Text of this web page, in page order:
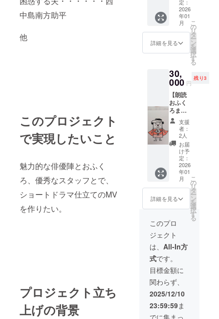
中島南方助平
他
このプロジェクト
で実現したいこと
魅力的な俳優陣とおふく
ろ、優秀なスタッフとで、
ショートドラマ仕立てのMV
を作りたい。
プロジェクト立ち
上げの背景
します
（限定
公開）
※エコ
素材
ポリエ
体サイ
ズ 約
W320x
H240x
D200m
m（角
底）
色 紺
色 参考
画像：
中央に
ロゴが
入りま
含む６
曲入
り）
（サイ
ン入
り） ※
2025年
12月予
定のMV
公開か
ら、事
業が存
続限り
掲載 ※
掲載方
法：文
字のみ
※エンド
ロール
にお名
前記載
望され
る方
記をお
知らせ
くださ
い。 ※
ング動
画の
URLを
お送り
します
（限定
公開）
※エコ
おふく
ろまん
MVメイ
キング
動画 ・
おふく
・鬱憤
タメ子
オリジ
ナルア
ルバム
「人生
穴だら
け」
（「お
ふくろ
まん」
含む６
曲入
り）
（サイ
ン入
り） ＋
ん手作
ぐるみ
※お名前
の掲載
期間：
2025年
12月予
定のMV
公開か
業が存
続限り
前記載
（希望
者の
み） ・
名入り
でお礼
のメッ
をお送
りしま
す ・完
成した
MVの公
開URL
を一般
に先駆
けてお
送りし
ます ・
おふく
ろまん
MVメイ
キング
動画 ・
おふく
バッグ
・鬱憤
タメ子
オリジ
ナルア
ルバム
「人生
穴だら
け」
（「お
ふくろ
まん」
含む６
定：
2026
年01
月
詳細を見る
こ
の
リ
タ
ー
ン
を
選
択
す
る
30,
000 円
残り3
【朗読
おふく
ろま
ん】 ・
完成し
たMVの
エンド
ロール
にお名
前記載
（希望
者の
み） ・
名入り
でお礼
のメッ
セージ
をお送
りしま
す ・完
成した
MVの公
開URL
を一般
に先駆
けてお
送りし
ます ・
おふく
支援
者：
2人
お届
け予
定：
2026
年01
月
詳細を見る
こ
の
リ
タ
ー
ン
を
選
択
す
る
このプロ
ジェクト
は、 All-In方
式です。
目標金額に
関わらず、
2025/12/10
23:59:59ま